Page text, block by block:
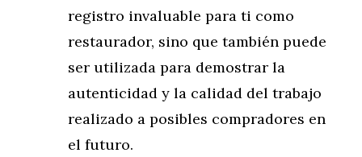
registro invaluable para ti como
restaurador, sino que también puede
ser utilizada para demostrar la
autenticidad y la calidad del trabajo
realizado a posibles compradores en
el futuro.